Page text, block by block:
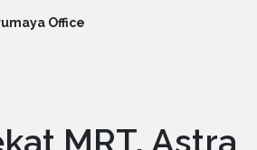
Office
MRT, Astra